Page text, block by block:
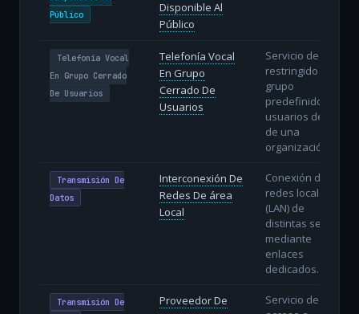
Público
Disponible Al
Público
Telefonía Vocal
En Grupo Cerrado
De Usuarios
Telefonía Vocal
En Grupo
Cerrado De
Usuarios
Servicio de voz
restringido a un
grupo
predefinido de
usuarios dentro
de una
organización.
Transmisión De
Datos
Interconexión De
Redes De área
Local
Conexión de
redes locales
(LAN) de
distintas sedes
mediante
enlaces
dedicados.
Transmisión De
Proveedor De
Servicio de